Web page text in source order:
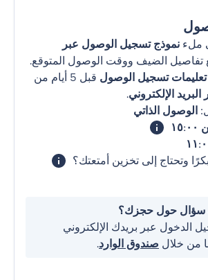
ملء نموذج تسجيل الوصول عبر
تفاصيل الضيف ووقت الوصول المتوقع.
تعليمات تسجيل الوصول
قبل 5 أيام من
البريد الإلكتروني.
الوصول الذاتي
وتحتاج إلى تخزين أمتعتك؟
سؤال حول حجزك؟
الدخول عبر بريدك الإلكتروني
من خلال صندوق الوارد.